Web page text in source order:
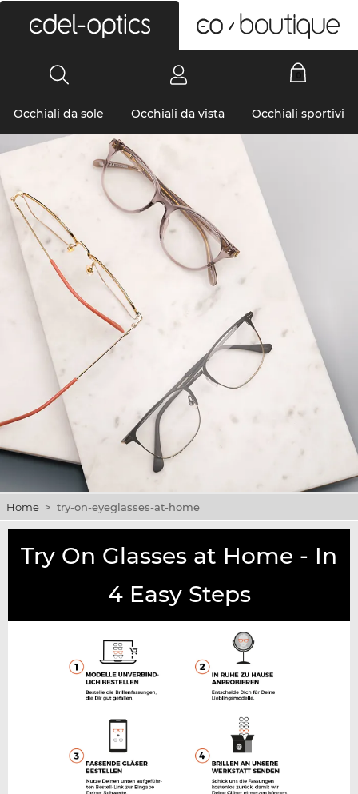
Occhiali da sole Occhiali da vista Occhiali sportivi
Home > try-on-eyeglasses-at-home
Try On Glasses at Home - In
4 Easy Steps